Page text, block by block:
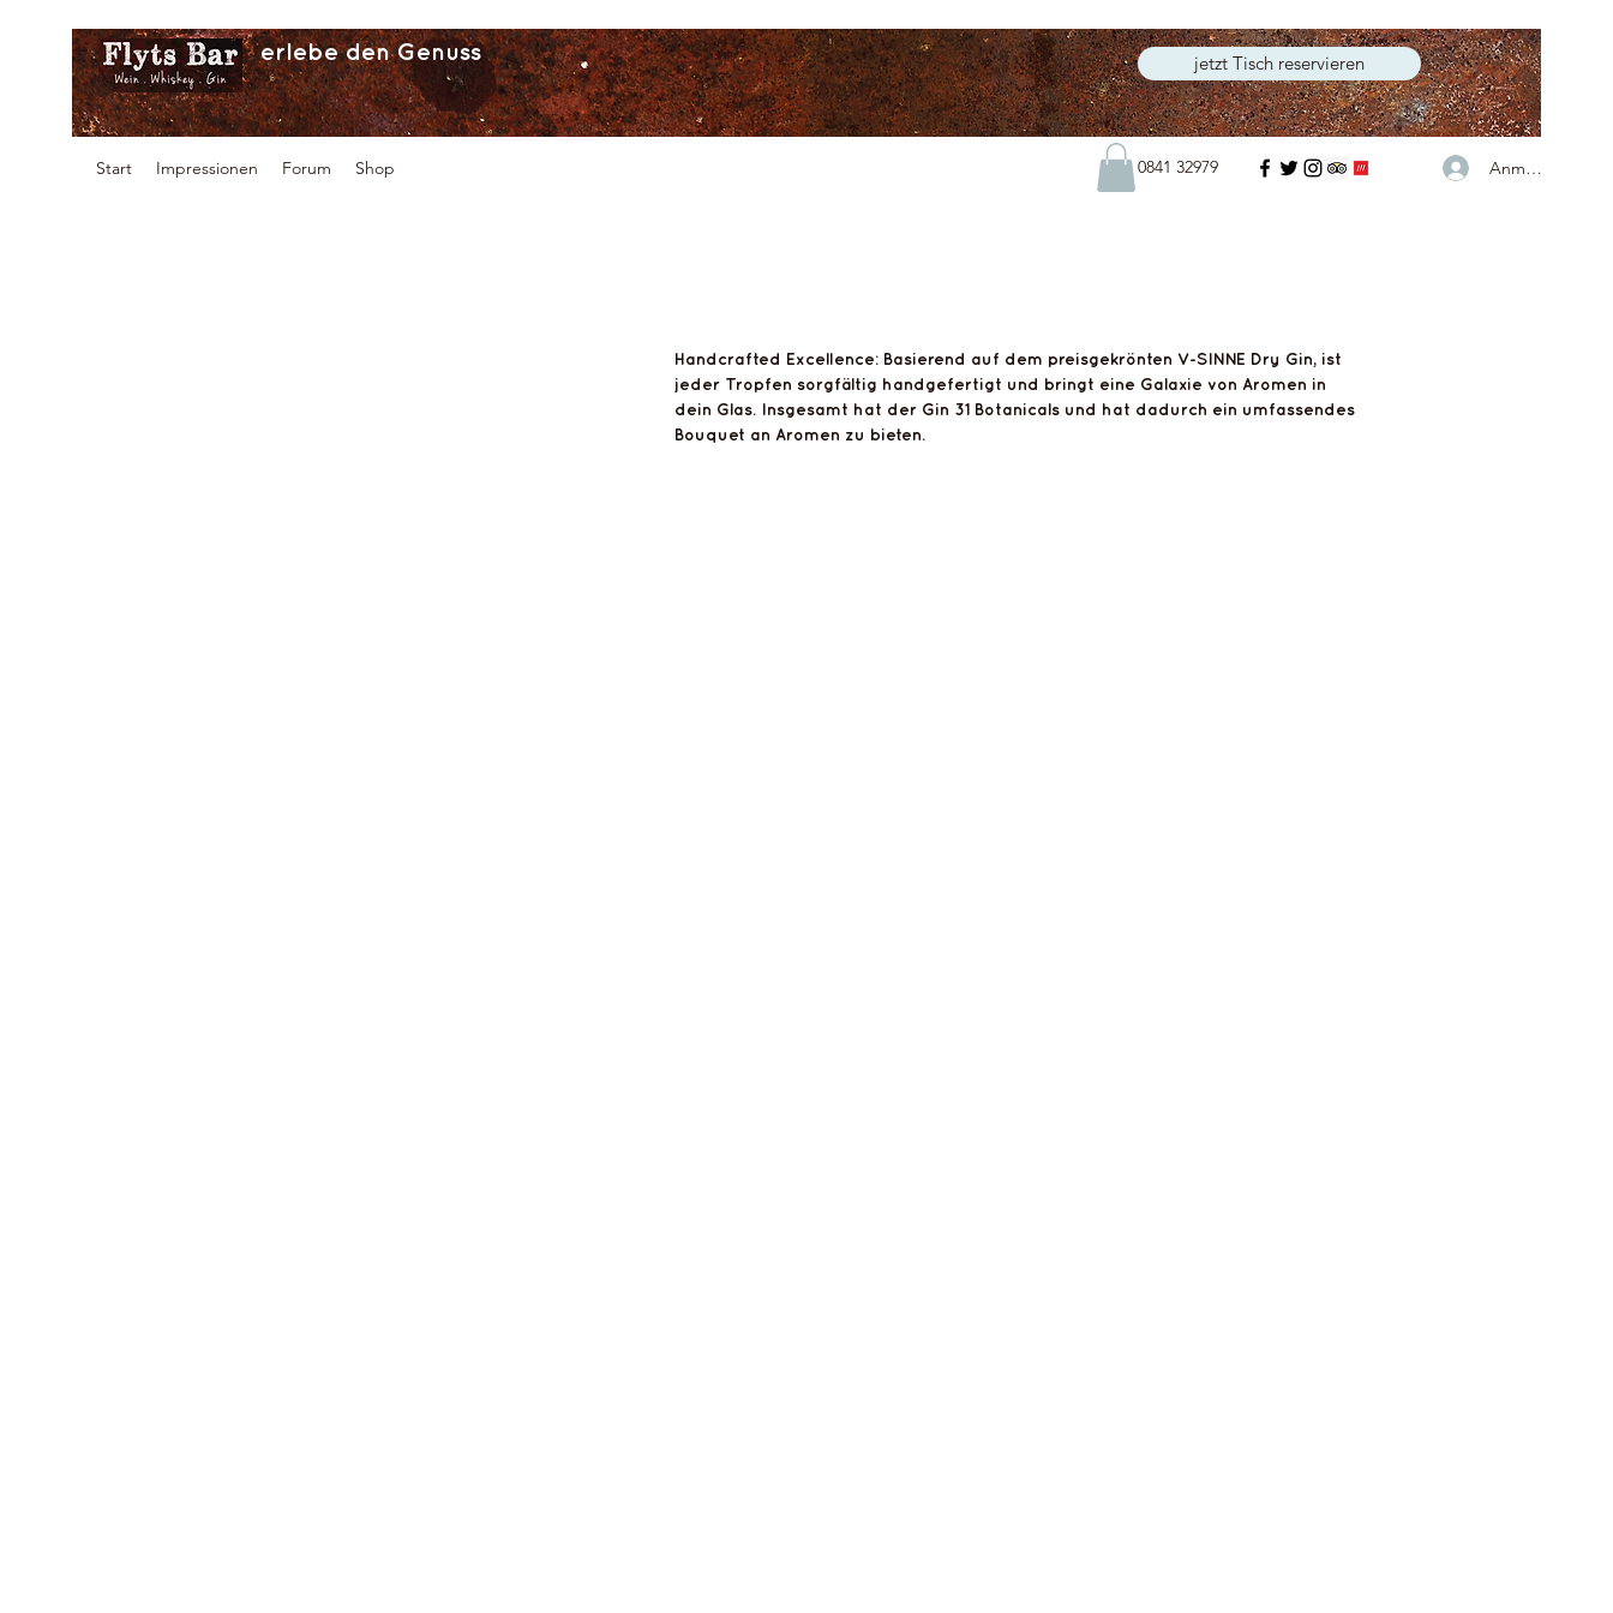
erlebe den Genuss jetzt Tisch reservieren
Start Impressionen Forum Shop 0841 32979 Anmelden
Handcrafted Excellence: Basierend auf dem preisgekrönten V-SINNE Dry Gin, ist
jeder Tropfen sorgfältig handgefertigt und bringt eine Galaxie von Aromen in
dein Glas. Insgesamt hat der Gin 31 Botanicals und hat dadurch ein umfassendes
Bouquet an Aromen zu bieten.